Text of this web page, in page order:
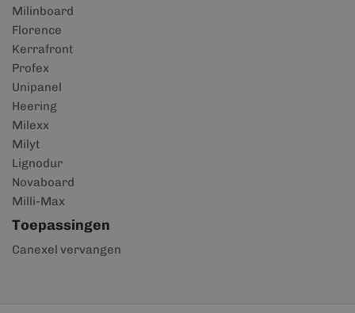
Milinboard
Florence
Kerrafront
Profex
Unipanel
Heering
Milexx
Milyt
Lignodur
Novaboard
Milli-Max
Toepassingen
Canexel vervangen